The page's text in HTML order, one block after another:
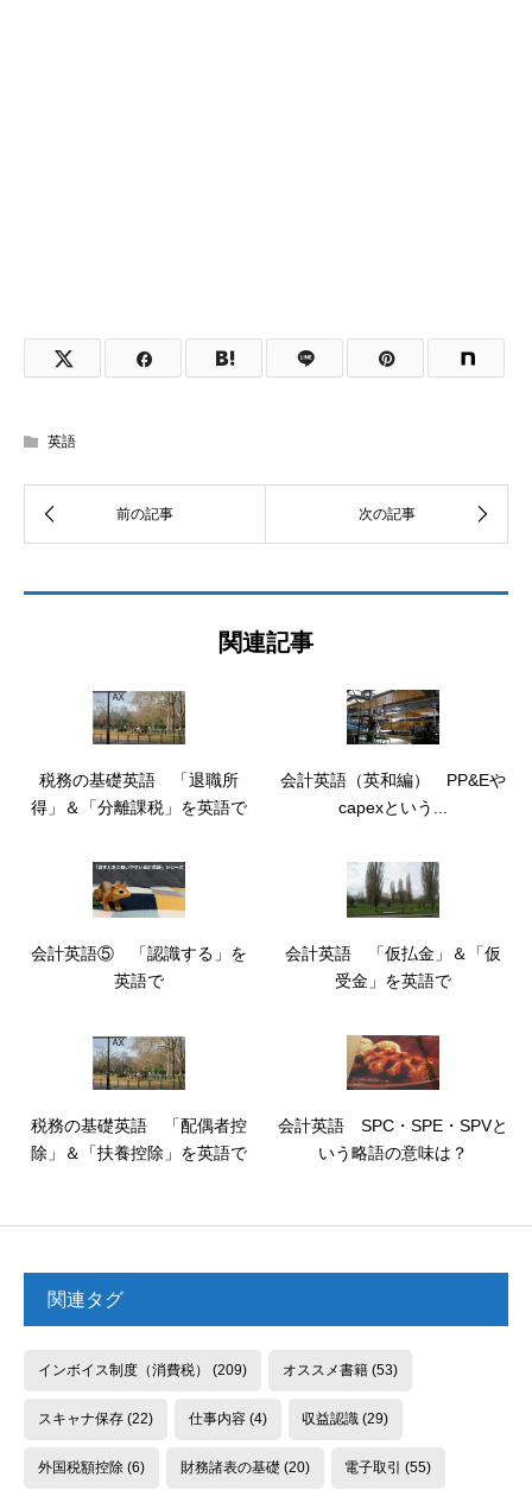
英語
関連記事
税務の基礎英語 「退職所
得」＆「分離課税」を英語で
会計英語（英和編） PP&Eや
capexという...
会計英語⑤ 「認識する」を
英語で
会計英語 「仮払金」＆「仮
受金」を英語で
税務の基礎英語 「配偶者控
除」＆「扶養控除」を英語で
会計英語 SPC・SPE・SPVと
いう略語の意味は？
関連タグ
インボイス制度（消費税） (209) オススメ書籍(53)
スキャナ保存(22) 仕事内容(4) 収益認識 (29)
外国税額控除(6) 財務諸表の基礎 (20) 電子取引 (55)